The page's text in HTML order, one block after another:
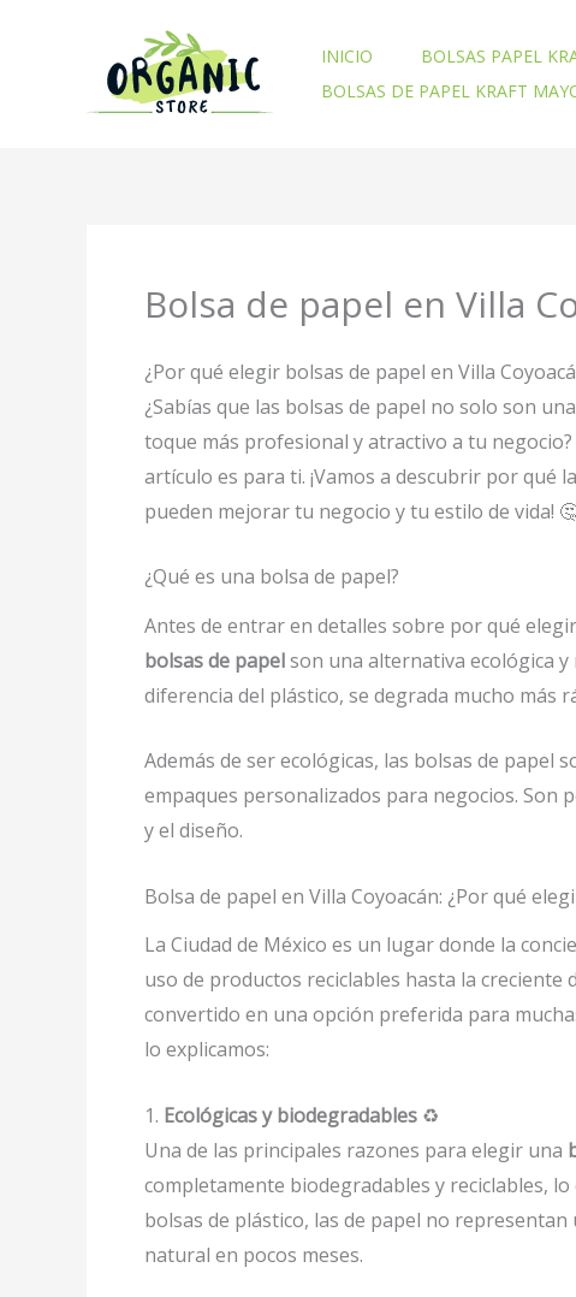
INICIO BOLSAS PAPEL
BOLSAS DE PAPEL KRAFT
Bolsa de papel en Villa
¿Por qué elegir bolsas de papel en Villa
¿Sabías que las bolsas de papel no solo son
toque más profesional y atractivo a tu negocio?
artículo es para ti. ¡Vamos a descubrir por qué
pueden mejorar tu negocio y tu estilo de vida!
¿Qué es una bolsa de papel?
Antes de entrar en detalles sobre por qué
bolsas de papelson una alternativa ecológica y
diferencia del plástico, se degrada mucho más
Además de ser ecológicas, las bolsas de papel
empaques personalizados para negocios. Son
y el diseño.
Bolsa de papel en Villa Coyoacán: ¿Por qué
La Ciudad de México es un lugar donde la
uso de productos reciclables hasta la
convertido en una opción preferida para
lo explicamos:
1. Ecológicas y biodegradables ♻️
Una de las principales razones para elegir una
completamente biodegradables y reciclables,
bolsas de plástico, las de papel no
natural en pocos meses.